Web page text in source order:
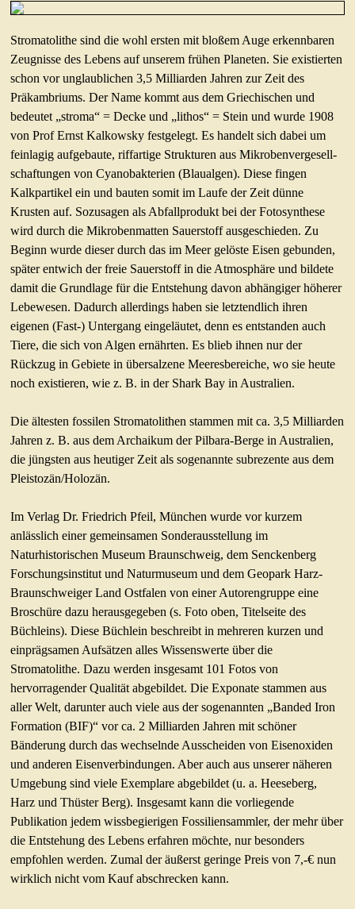
Stromatolithe sind die wohl ersten mit bloßem Auge erkennbaren
Zeugnisse des Lebens auf unserem frühen Planeten. Sie existierten
schon vor unglaublichen 3,5 Milliarden Jahren zur Zeit des
Präkambriums. Der Name kommt aus dem Griechischen und
bedeutet „stroma“ = Decke und „lithos“ = Stein und wurde 1908
von Prof Ernst Kalkowsky festgelegt. Es handelt sich dabei um
feinlagig aufgebaute, riffartige Strukturen aus Mikrobenvergesell-
schaftungen von Cyanobakterien (Blaualgen). Diese fingen
Kalkpartikel ein und bauten somit im Laufe der Zeit dünne
Krusten auf. Sozusagen als Abfallprodukt bei der Fotosynthese
wird durch die Mikrobenmatten Sauerstoff ausgeschieden. Zu
Beginn wurde dieser durch das im Meer gelöste Eisen gebunden,
später entwich der freie Sauerstoff in die Atmosphäre und bildete
damit die Grundlage für die Entstehung davon abhängiger höherer
Lebewesen. Dadurch allerdings haben sie letztendlich ihren
eigenen (Fast-) Untergang eingeläutet, denn es entstanden auch
Tiere, die sich von Algen ernährten. Es blieb ihnen nur der
Rückzug in Gebiete in übersalzene Meeresbereiche, wo sie heute
noch existieren, wie z. B. in der Shark Bay in Australien.
Die ältesten fossilen Stromatolithen stammen mit ca. 3,5 Milliarden
Jahren z. B. aus dem Archaikum der Pilbara-Berge in Australien,
die jüngsten aus heutiger Zeit als sogenannte subrezente aus dem
Pleistozän/Holozän.
Im Verlag Dr. Friedrich Pfeil, München wurde vor kurzem
anlässlich einer gemeinsamen Sonderausstellung im
Naturhistorischen Museum Braunschweig, dem Senckenberg
Forschungsinstitut und Naturmuseum und dem Geopark Harz-
Braunschweiger Land Ostfalen von einer Autorengruppe eine
Broschüre dazu herausgegeben (s. Foto oben, Titelseite des
Büchleins). Diese Büchlein beschreibt in mehreren kurzen und
einprägsamen Aufsätzen alles Wissenswerte über die
Stromatolithe. Dazu werden insgesamt 101 Fotos von
hervorragender Qualität abgebildet. Die Exponate stammen aus
aller Welt, darunter auch viele aus der sogenannten „Banded Iron
Formation (BIF)“ vor ca. 2 Milliarden Jahren mit schöner
Bänderung durch das wechselnde Ausscheiden von Eisenoxiden
und anderen Eisenverbindungen. Aber auch aus unserer näheren
Umgebung sind viele Exemplare abgebildet (u. a. Heeseberg,
Harz und Thüster Berg). Insgesamt kann die vorliegende
Publikation jedem wissbegierigen Fossiliensammler, der mehr über
die Entstehung des Lebens erfahren möchte, nur besonders
empfohlen werden. Zumal der äußerst geringe Preis von 7,-€ nun
wirklich nicht vom Kauf abschrecken kann.